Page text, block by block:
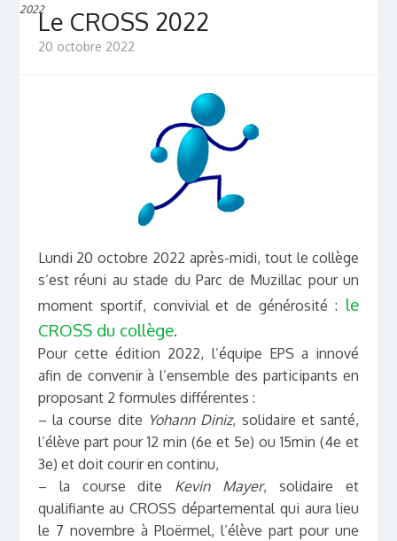
2022Le CROSS 2022
20 octobre 2022
Lundi 20 octobre 2022 après-midi, tout le collège
s’est réuni au stade du Parc de Muzillac pour un
moment sportif, convivial et de générosité : le
CROSS du collège.
Pour cette édition 2022, l’équipe EPS a innové
afin de convenir à l’ensemble des participants en
proposant 2 formules différentes :
– la course dite Yohann Diniz, solidaire et santé,
l’élève part pour 12 min (6e et 5e) ou 15min (4e et
3e) et doit courir en continu,
– la course dite Kevin Mayer, solidaire et
qualifiante au CROSS départemental qui aura lieu
le 7 novembre à Ploërmel, l’élève part pour une